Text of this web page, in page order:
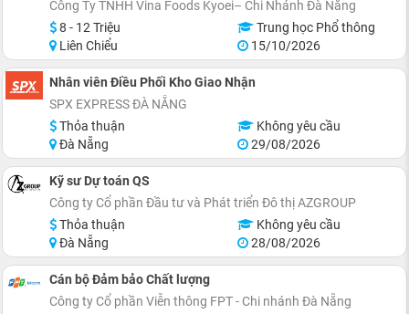
Công Ty TNHH Vina Foods Kyoei– Chi Nhánh Đà Nẵng
8 - 12 Triệu
Trung học Phổ thông
Liên Chiểu
15/10/2026
Nhân viên Điều Phối Kho Giao Nhận
SPX EXPRESS ĐÀ NẴNG
Thỏa thuận
Không yêu cầu
Đà Nẵng
29/08/2026
Kỹ sư Dự toán QS
Công ty Cổ phần Đầu tư và Phát triển Đô thị AZGROUP
Thỏa thuận
Không yêu cầu
Đà Nẵng
28/08/2026
Cán bộ Đảm bảo Chất lượng
Công ty Cổ phần Viễn thông FPT - Chi nhánh Đà Nẵng